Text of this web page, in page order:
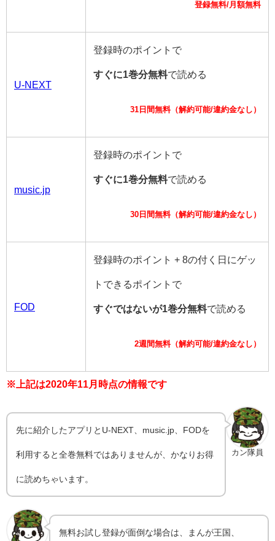
登録無料/月額無料
U-NEXT
登録時のポイントで
すぐに1巻分無料で読める
31日間無料（解約可能/違約金なし）
music.jp
登録時のポイントで
すぐに1巻分無料で読める
30日間無料（解約可能/違約金なし）
FOD
登録時のポイント + 8の付く日にゲッ
トできるポイントで
すぐではないが1巻分無料で読める
2週間無料（解約可能/違約金なし）
※上記は2020年11月時点の情報です
カン隊員
先に紹介したアプリとU-NEXT、music.jp、FODを
利用すると全巻無料ではありませんが、かなりお得
に読めちゃいます。
無料お試し登録が面倒な場合は、まんが王国、